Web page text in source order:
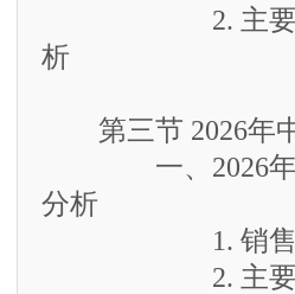
2. 主要品牌在
析
第三节 2026年中
一、2026年中
分析
1. 销售总
2. 主要销